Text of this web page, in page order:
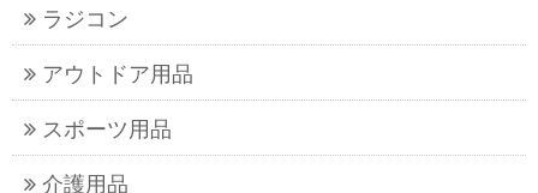
ラジコン
アウトドア用品
スポーツ用品
介護用品